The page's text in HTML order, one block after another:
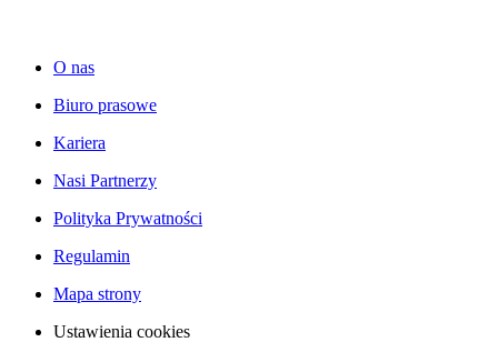
O nas
Biuro prasowe
Kariera
Nasi Partnerzy
Polityka Prywatności
Regulamin
Mapa strony
Ustawienia cookies